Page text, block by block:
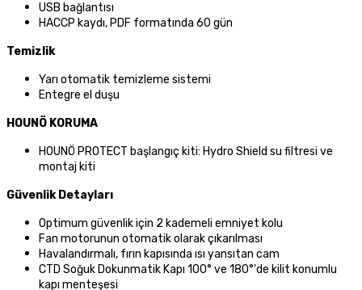
USB bağlantısı
HACCP kaydı, PDF formatında 60 gün
Temizlik
Yarı otomatik temizleme sistemi
Entegre el duşu
HOUNÖ KORUMA
HOUNÖ PROTECT başlangıç kiti: Hydro Shield su filtresi ve
montaj kiti
Güvenlik Detayları
Optimum güvenlik için 2 kademeli emniyet kolu
Fan motorunun otomatik olarak çıkarılması
Havalandırmalı, fırın kapısında ısı yansıtan cam
CTD Soğuk Dokunmatik Kapı 100° ve 180°'de kilit konumlu
kapı menteşesi